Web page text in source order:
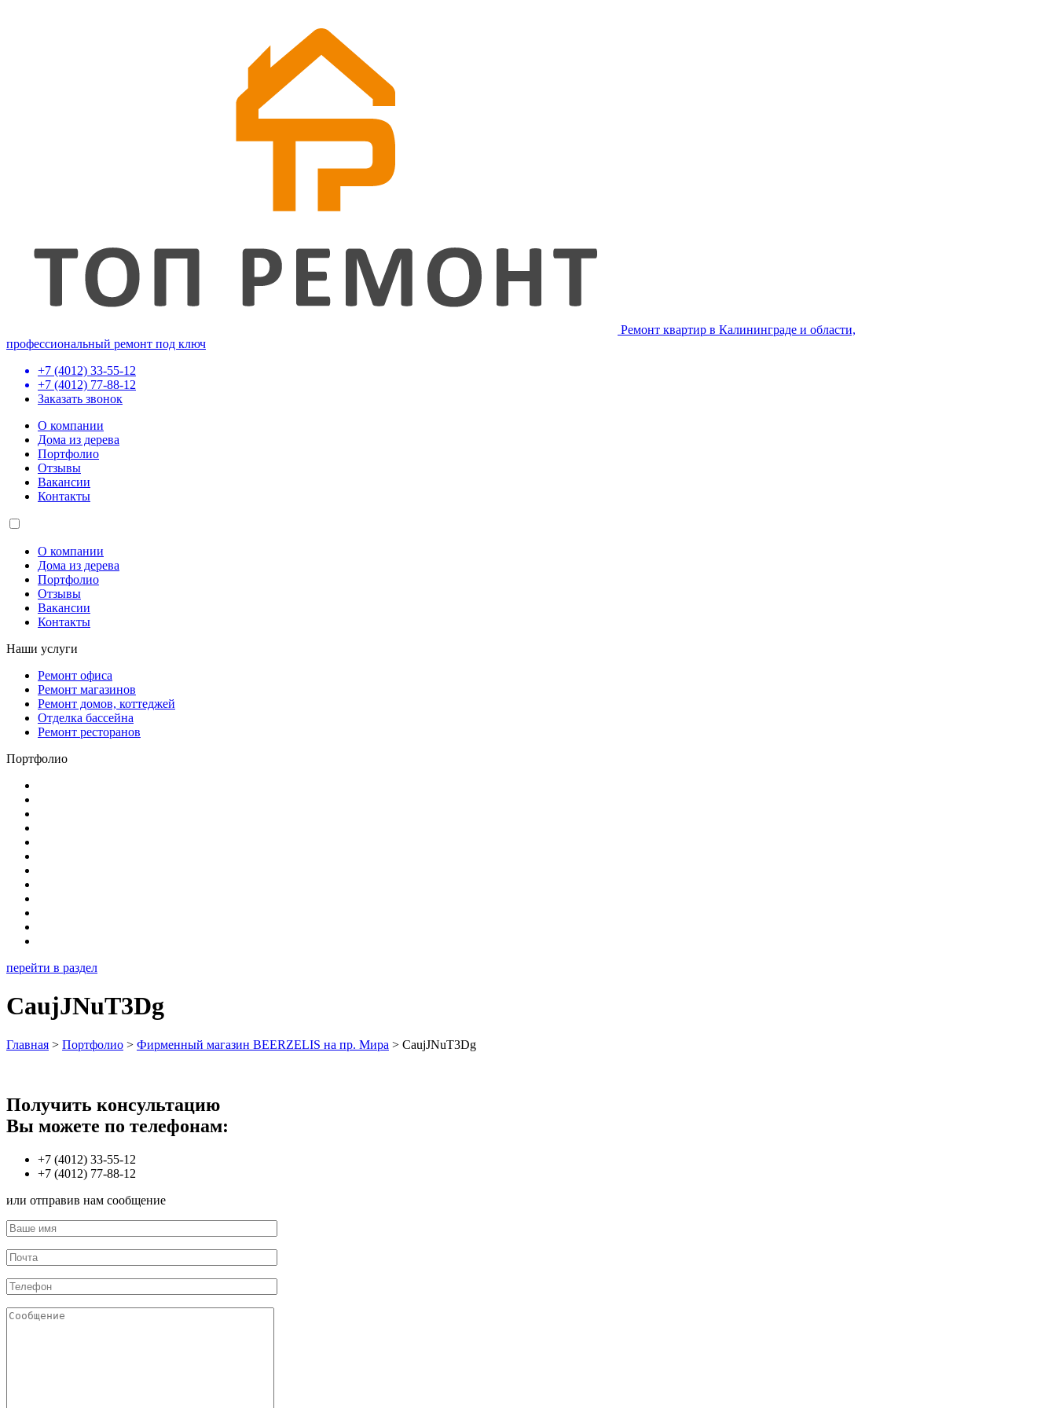
Ремонт квартир в Калининграде и области,
профессиональный ремонт под ключ
+7 (4012) 33-55-12
+7 (4012) 77-88-12
Заказать звонок
О компании
Дома из дерева
Портфолио
Отзывы
Вакансии
Контакты
О компании
Дома из дерева
Портфолио
Отзывы
Вакансии
Контакты
Наши услуги
Ремонт офиса
Ремонт магазинов
Ремонт домов, коттеджей
Отделка бассейна
Ремонт ресторанов
Портфолио
перейти в раздел
CaujJNuT3Dg
Главная > Портфолио > Фирменный магазин BEERZELIS на пр. Мира > CaujJNuT3Dg
Получить консультацию
Вы можете по телефонам:
+7 (4012) 33-55-12
+7 (4012) 77-88-12
или отправив нам сообщение